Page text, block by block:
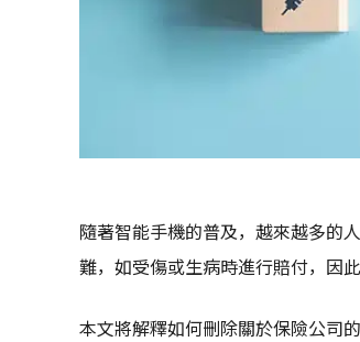
隨著智能手機的普及，越來越多的
難，如受傷或生病時進行賠付，因
本文將解釋如何刪除關於保險公司的